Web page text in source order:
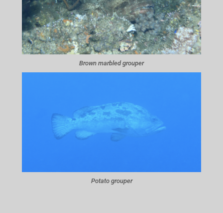
Brown marbled grouper
Potato grouper